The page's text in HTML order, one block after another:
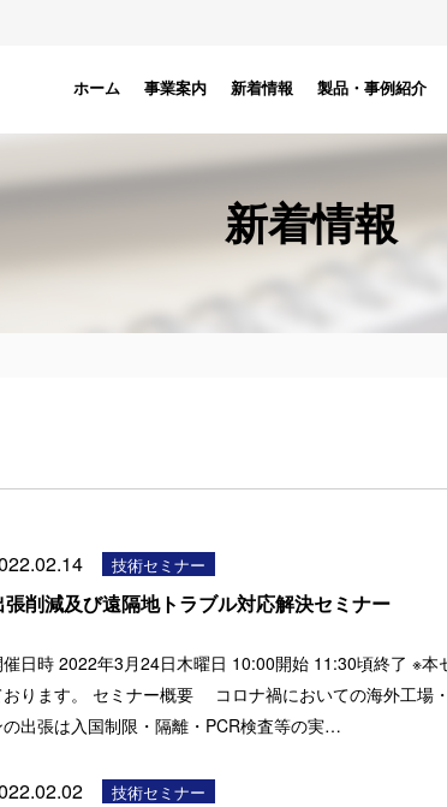
ホーム 事業案内 新着情報 製品・事例紹介
新着情報
技術セミナー
張削減及び遠隔地トラブル対応解決セミナー
日時 2022年3月24日木曜日 10:00開始 11:30頃終了 ※本
ります。 セミナー概要 コロナ禍においての海外工場
の出張は入国制限・隔離・PCR検査等の実…
技術セミナー